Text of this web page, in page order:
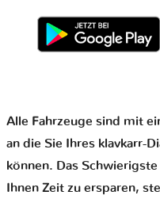
Alle Fahrzeuge sind mit
an die Sie Ihres klavkarr-
können. Das
Ihnen Zeit zu ersparen,